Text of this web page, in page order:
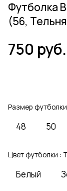
Футболка
(56,
750 руб.
Размер
48 50
Цвет футболки :
Белый